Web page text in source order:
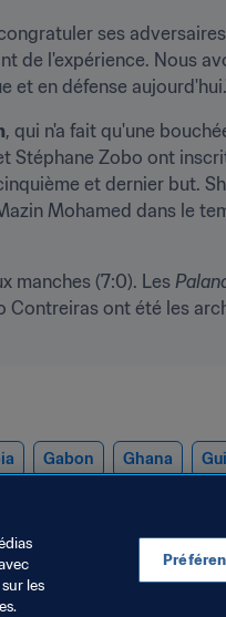
ses
de l'expérience. Nous
et en défense
, qui n'a fait qu'une
Stéphane Zobo ont
et dernier but.
Mohamed dans le
manches (7:0). Les
ont été les
Gabon Ghana
les